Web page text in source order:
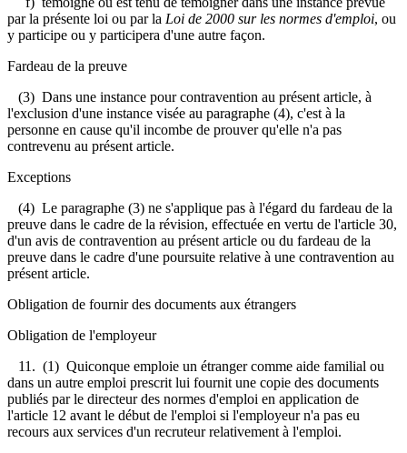
par la présente loi ou par la Loi de 2000 sur les normes d'emploi, ou
y participe ou y participera d'une autre façon.
Fardeau de la preuve
(3) Dans une instance pour contravention au présent article, à
l'exclusion d'une instance visée au paragraphe (4), c'est à la
personne en cause qu'il incombe de prouver qu'elle n'a pas
contrevenu au présent article.
Exceptions
(4) Le paragraphe (3) ne s'applique pas à l'égard du fardeau de la
preuve dans le cadre de la révision, effectuée en vertu de l'article 30,
d'un avis de contravention au présent article ou du fardeau de la
preuve dans le cadre d'une poursuite relative à une contravention au
présent article.
Obligation de fournir des documents aux étrangers
Obligation de l'employeur
11. (1) Quiconque emploie un étranger comme aide familial ou
dans un autre emploi prescrit lui fournit une copie des documents
publiés par le directeur des normes d'emploi en application de
l'article 12 avant le début de l'emploi si l'employeur n'a pas eu
recours aux services d'un recruteur relativement à l'emploi.